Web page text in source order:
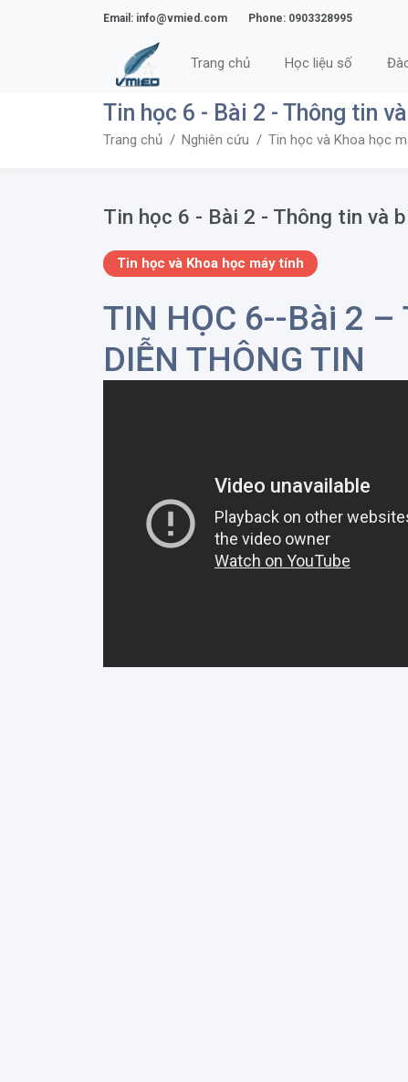
Email: info@vmied.com Phone: 0903328995
Trang chủ Học liệu số
Tin học 6 - Bài 2 - Thông tin
Trang chủ Nghiên cứu Tin học và Khoa học
Tin học 6 - Bài 2 - Thông tin và
Tin học và Khoa học máy tính
TIN HỌC 6--Bài 2 –
DIỄN THÔNG TIN